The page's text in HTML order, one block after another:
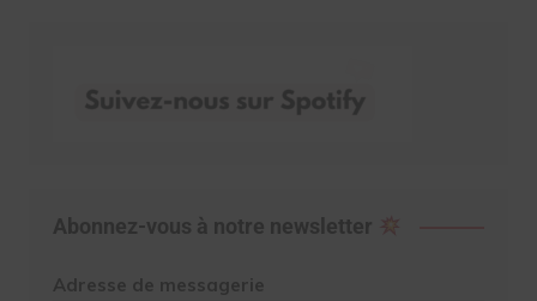
Abonnez-vous à notre newsletter
Adresse de messagerie